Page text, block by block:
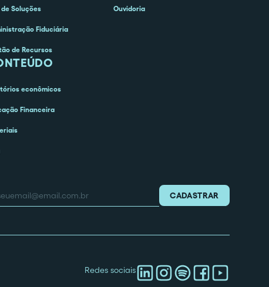
Soluções
Fiduciária
de Recursos
econômicos
Financeira
Ouvidoria
Redes sociais